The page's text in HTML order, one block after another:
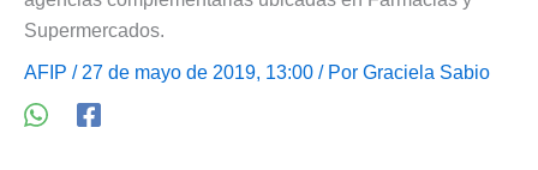
Supermercados.
AFIP / 27 de mayo de 2019, 13:00 / Por Graciela Sabio